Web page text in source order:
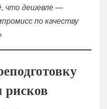
что дешевле —
по качеству
рисков